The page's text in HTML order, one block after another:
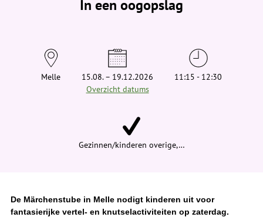
In een oogopslag
Melle
15.08. – 19.12.2026
Overzicht datums
11:15 - 12:30
Gezinnen/kinderen overige,…
De Märchenstube in Melle nodigt kinderen uit voor
fantasierijke vertel- en knutselactiviteiten op zaterdag.